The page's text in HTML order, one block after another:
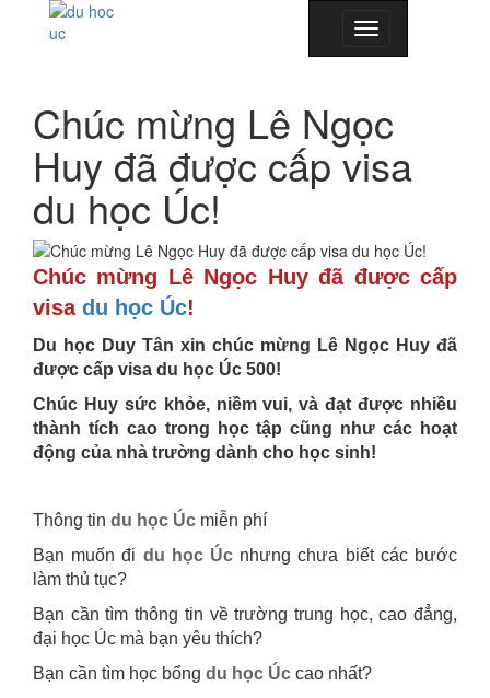
Toggle
navigation
Chúc mừng Lê Ngọc
Huy đã được cấp visa
du học Úc!
Chúc mừng Lê Ngọc Huy đã được cấp
visa du học Úc!
Du học Duy Tân xin chúc mừng Lê Ngọc Huy đã
được cấp visa du học Úc 500!
Chúc Huy sức khỏe, niềm vui, và đạt được nhiều
thành tích cao trong học tập cũng như các hoạt
động của nhà trường dành cho học sinh!
Thông tin du học Úc miễn phí
Bạn muốn đi du học Úc nhưng chưa biết các bước
làm thủ tục?
Bạn cần tìm thông tin về trường trung học, cao đẳng,
đại học Úc mà bạn yêu thích?
Bạn cần tìm học bổng du học Úc cao nhất?